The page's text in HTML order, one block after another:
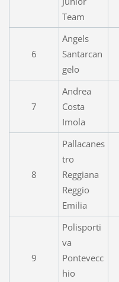
Team
6
Angels
Santarcan
gelo
7
Andrea
Costa
Imola
8
Pallacanes
tro
Reggiana
Reggio
Emilia
9
Polisporti
va
Pontevecc
hio